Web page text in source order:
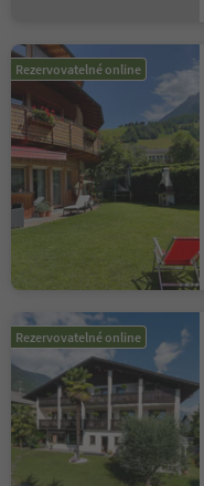
Rezervovatelné online
Rezervovatelné online